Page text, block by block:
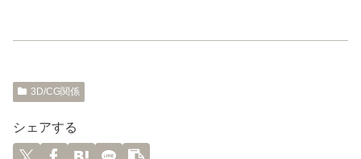
3D/CG関係
シェアする